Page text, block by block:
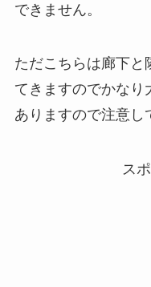
できません。
ただこちらは廊下と
てきますのでかなり
ありますので注意し
ス